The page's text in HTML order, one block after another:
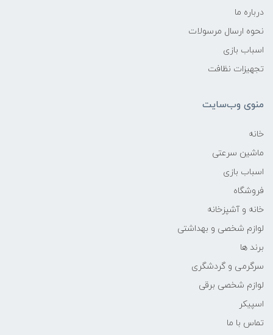
درباره ما
نحوه ارسال مرسولات
اسباب بازی
تجهیزات نظافت
منوی وب‌سایت
خانه
ماشین سرعتی
اسباب بازی
فروشگاه
خانه و آشپزخانه
لوازم شخصی و بهداشتی
برند ها
سرگرمی و گردشگری
لوازم شخصی برقی
اسپیکر
تماس با ما